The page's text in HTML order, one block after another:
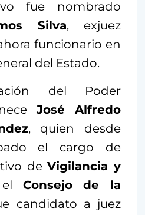
fue nombrado
Silva, exjuez
funcionario en
del Estado.
del Poder
José Alfredo
, quien desde
el cargo de
deVigilancia y
Consejo de la
candidato a juez